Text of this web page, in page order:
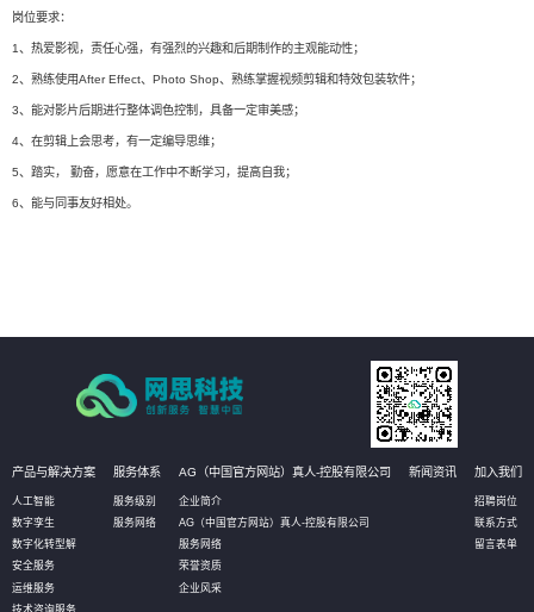
岗位要求：
1、热爱影视，责任心强，有强烈的兴趣和后期制作的主观能动性；
2、熟练使用After Effect、Photo Shop、熟练掌握视频剪辑和特效包装软件；
3、能对影片后期进行整体调色控制，具备一定审美感；
4、在剪辑上会思考，有一定编导思维；
5、踏实， 勤奋，愿意在工作中不断学习，提高自我；
6、能与同事友好相处。
产品与解决方案
人工智能
数字孪生
数字化转型解
安全服务
运维服务
技术咨询服务
服务体系
服务级别
服务网络
AG（中国官方网站）真人-控股有限公司
企业简介
AG（中国官方网站）真人-控股有限公司
服务网络
荣誉资质
企业风采
新闻资讯 加入我们
招聘岗位
联系方式
留言表单